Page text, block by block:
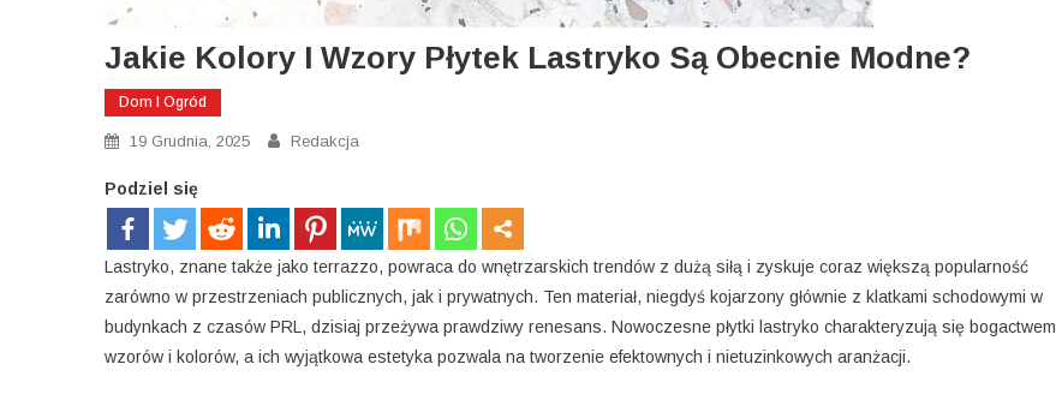
Jakie Kolory I Wzory Płytek Lastryko Są Obecnie Modne?
Dom I Ogród
19 Grudnia, 2025 Redakcja
Podziel się
Lastryko, znane także jako terrazzo, powraca do wnętrzarskich trendów z dużą siłą i zyskuje coraz większą popularność
zarówno w przestrzeniach publicznych, jak i prywatnych. Ten materiał, niegdyś kojarzony głównie z klatkami schodowymi w
budynkach z czasów PRL, dzisiaj przeżywa prawdziwy renesans. Nowoczesne płytki lastryko charakteryzują się bogactwem
wzorów i kolorów, a ich wyjątkowa estetyka pozwala na tworzenie efektownych i nietuzinkowych aranżacji.